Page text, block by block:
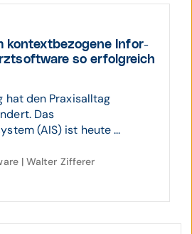
kontext­be­zogene Infor­
so erfolg­reich
hat den Praxisalltag
Das
(AIS) ist heute ...
| Walter Zifferer